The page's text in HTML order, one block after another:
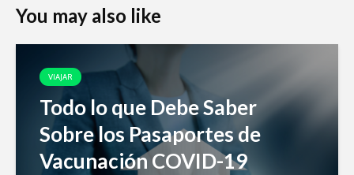
You may also like
VIAJAR
Todo lo que Debe Saber
Sobre los Pasaportes de
Vacunación COVID-19